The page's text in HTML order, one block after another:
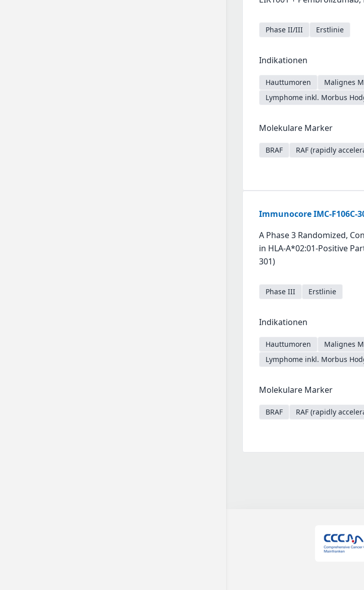
Phase II/III Erstlinie
Indikationen
Hauttumoren
Malignes
Lymphome inkl. Morbus
Molekulare Marker
BRAF RAF (rapidly
Immunocore IMC-F106C-
A Phase 3 Randomized,
in HLA-A*02:01-Positive
301)
Phase III Erstlinie
Indikationen
Hauttumoren
Malignes
Lymphome inkl. Morbus
Molekulare Marker
BRAF RAF (rapidly